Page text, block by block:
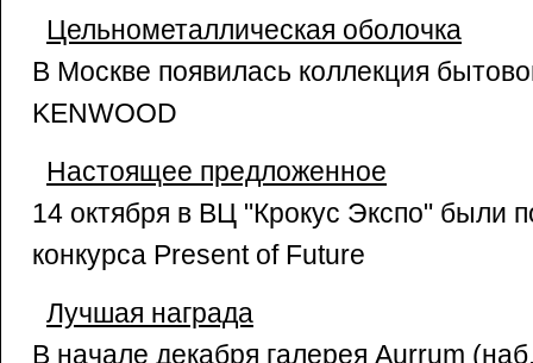
Цельнометаллическая оболочка
В Москве появилась коллекция
KENWOOD
Настоящее предложенное
14 октября в ВЦ "Крокус Экспо" были
конкурса Present of Future
Лучшая награда
В начале декабря галерея Aurrum